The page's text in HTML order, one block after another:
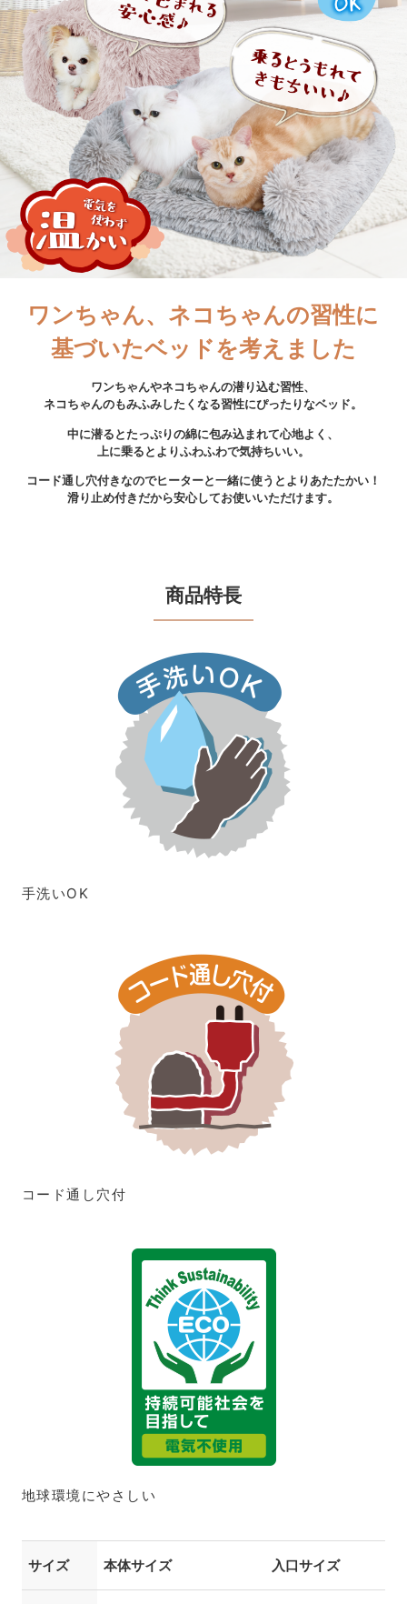
ワンちゃん、ネコちゃんの習性に
基づいたベッドを考えました
ワンちゃんやネコちゃんの潜り込む習性、
ネコちゃんのもみふみしたくなる習性にぴったりなベッド。
中に潜るとたっぷりの綿に包み込まれて心地よく、
上に乗るとよりふわふわで気持ちいい。
コード通し穴付きなのでヒーターと一緒に使うとよりあたたかい！
滑り止め付きだから安心してお使いいただけます。
商品特長
手洗いOK
コード通し穴付
地球環境にやさしい
サイズ 本体サイズ 入口サイズ